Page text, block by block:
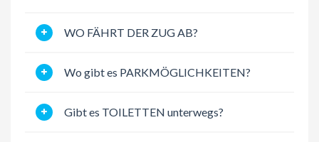
WO FÄHRT DER ZUG AB?
Wo gibt es PARKMÖGLICHKEITEN?
Gibt es TOILETTEN unterwegs?